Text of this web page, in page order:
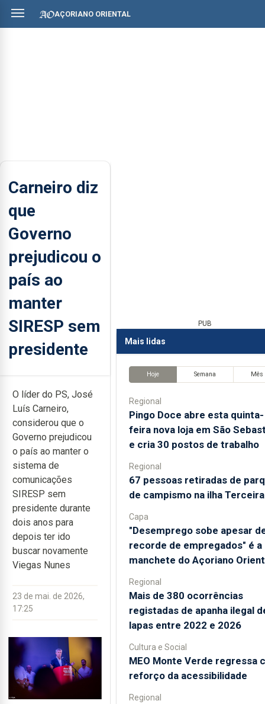
AÇORIANO ORIENTAL
Carneiro diz
que
Governo
prejudicou o
país ao
manter
SIRESP sem
presidente
O líder do PS, José
Luís Carneiro,
considerou que o
Governo prejudicou
o país ao manter o
sistema de
comunicações
SIRESP sem
presidente durante
dois anos para
depois ter ido
buscar novamente
Viegas Nunes
23 de mai. de 2026,
17:25
PUB
Mais lidas
Hoje Semana Mês
Regional
Pingo Doce abre esta quinta-
feira nova loja em São
e cria 30 postos de trabalho
Regional
67 pessoas retiradas de
de campismo na ilha Terceira
Capa
"Desemprego sobe apesar
recorde de empregados" é a
manchete do Açoriano
Regional
Mais de 380 ocorrências
registadas de apanha ilegal
lapas entre 2022 e 2026
Cultura e Social
MEO Monte Verde regressa
reforço da acessibilidade
Regional